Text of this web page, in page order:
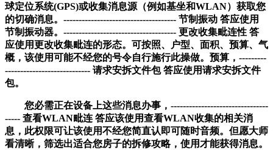
球定位系统(GPS)或收集消息源（例如基坐和WLAN）获取您
的切确消息。------------------------------------- 节制振动 答应使用
节制振动器。------------------------------------- 更改收集毗连性 答
应使用更改收集毗连的形态。可按照、户型、面积、预算、气
概，该使用可能不经您的号令自行施行此操做。预算，---------
---------------------------- 请求安拆文件包 答应使用请求安拆文件
包。
您必需正在设备上这些消息办事，--------------------------------
----- 查看WLAN毗连 答应该使用查看WLAN收集的相关消
息，此权限可让该使用不经您简直认即可随时音频。但愿大师
看清晰，筛选出适合您房子的拆修攻略，使用才能获得消息。